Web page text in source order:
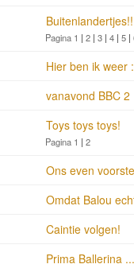
Pagina 1 | 2 | 3 | 4 | 5 |
Hier ben ik weer
vanavond BBC 2
Toys toys toys!
Pagina 1 | 2
Ons even
Omdat Balou
Caintie volgen!
Prima Ballerina